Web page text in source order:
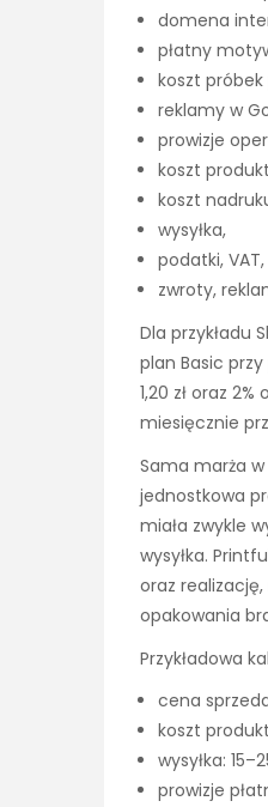
domena
płatny
koszt
reklamy w
prowizje
koszt
koszt
wysyłka,
podatki,
zwroty,
Dla przykładu
plan Basic
1,20 zł oraz
miesięcznie
Sama marża
jednostkowa
miała zwykle
wysyłka.
oraz
opakowania
Przykładowa
cena
koszt
wysyłka:
prowizje